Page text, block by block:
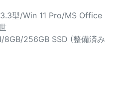
型/Win 11 Pro/MS Office
256GB SSD (整備済み